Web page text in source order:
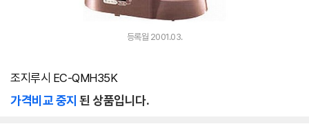
등록월 2001.03.
조지루시 EC-QMH35K
가격비교 중지 된 상품입니다.